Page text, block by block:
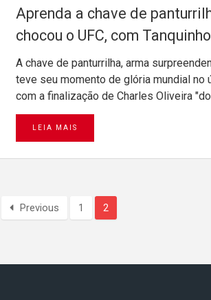
Aprenda a chave de
chocou o UFC, com
A chave de panturrilha, arma
teve seu momento de glória mundial no
com a finalização de Charles Oliveira
LEIA MAIS
Previous 1 2